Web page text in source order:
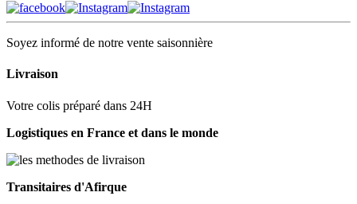
Soyez informé de notre vente saisonnière
Livraison
Votre colis préparé dans 24H
Logistiques en France et dans le monde
Transitaires d'Afirque